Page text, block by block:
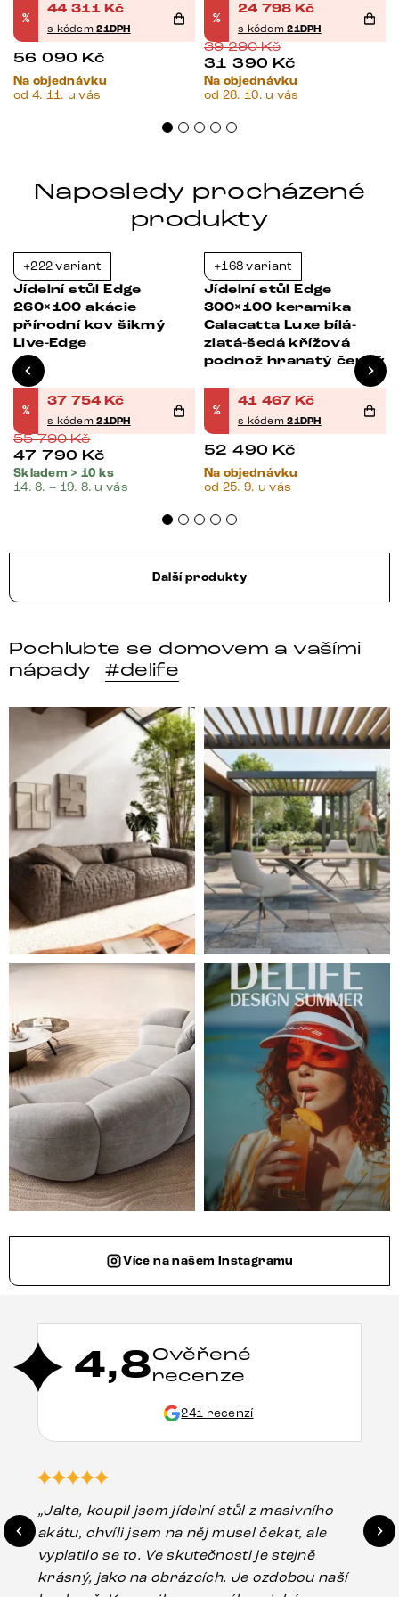
%
44 311 Kč
s kódem21DPH
56 090 Kč
Na objednávku
od 4. 11. u vás
%
24 798 Kč
s kódem21DPH
39 290Kč
31 390 Kč
Na objednávku
od 28. 10. u vás
Naposledy procházené
produkty
+222 variant
Jídelní stůl Edge
260×100 akácie
přírodní kov šikmý
Live-Edge
%
37 754 Kč
s kódem21DPH
55 790Kč
47 790 Kč
Skladem > 10 ks
14. 8. – 19. 8. u vás
+168 variant
Jídelní stůl Edge
300×100 keramika
Calacatta Luxe bílá-
zlatá-šedá křížová
podnož hranatý černý
%
41 467 Kč
s kódem21DPH
52 490 Kč
Na objednávku
od 25. 9. u vás
Další produkty
Pochlubte se domovem a vašími
nápady
#delife
Místo, kam se budeš těšit po každém dni. 🤎 Modulár
Styl, odolnost a společné
Ne každá pohovka je jen místem k sezení. Některé s
Léto je v plném proudu
Více na našem Instagramu
4,8Ověřené
recenze
241 recenzí
„Jalta, koupil jsem jídelní stůl z masivního
akátu, chvíli jsem na něj musel čekat, ale
vyplatilo se to. Ve skutečnosti je stejně
krásný, jako na obrázcích. Je ozdobou naší